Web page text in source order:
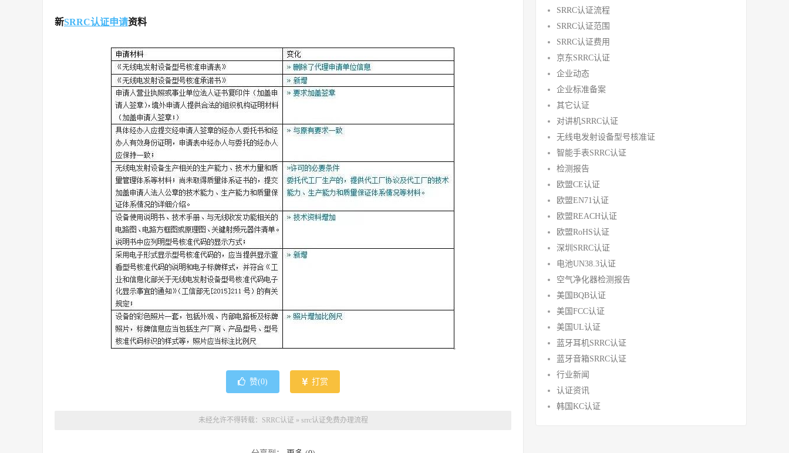
新SRRC认证申请资料
赞(0) 打赏
未经允许不得转载： SRRC认证 » srrc认证免费办理流程
SRRC认证流程
SRRC认证范围
SRRC认证费用
京东SRRC认证
企业动态
企业标准备案
其它认证
对讲机SRRC认证
无线电发射设备型号核准证
智能手表SRRC认证
检测报告
欧盟CE认证
欧盟EN71认证
欧盟REACH认证
欧盟RoHS认证
深圳SRRC认证
电池UN38.3认证
空气净化器检测报告
美国BQB认证
美国FCC认证
美国UL认证
蓝牙耳机SRRC认证
蓝牙音箱SRRC认证
行业新闻
认证资讯
韩国KC认证